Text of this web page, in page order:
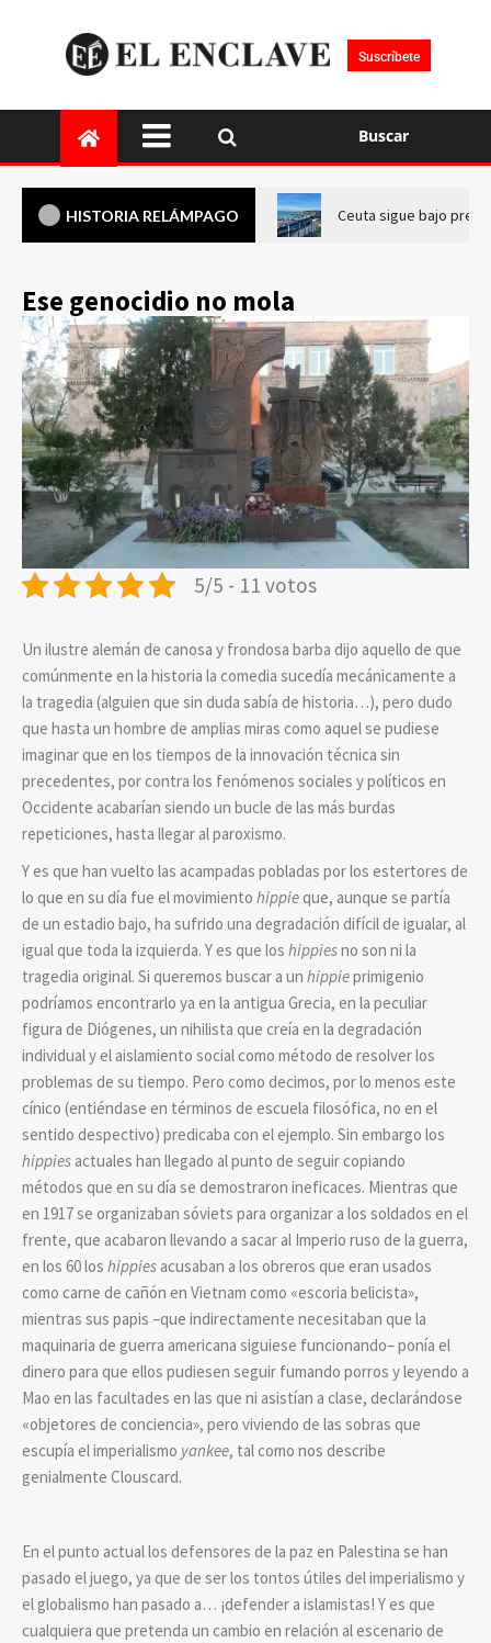
Suscríbete
Buscar
HISTORIA RELÁMPAGO Ceuta sigue bajo
Ese genocidio no mola
5/5 - 11 votos
Un ilustre alemán de canosa y frondosa barba dijo aquello de que
comúnmente en la historia la comedia sucedía mecánicamente a
la tragedia (alguien que sin duda sabía de historia…), pero dudo
que hasta un hombre de amplias miras como aquel se pudiese
imaginar que en los tiempos de la innovación técnica sin
precedentes, por contra los fenómenos sociales y políticos en
Occidente acabarían siendo un bucle de las más burdas
repeticiones, hasta llegar al paroxismo.
Y es que han vuelto las acampadas pobladas por los estertores de
lo que en su día fue el movimiento hippieque, aunque se partía
de un estadio bajo, ha sufrido una degradación difícil de igualar, al
igual que toda la izquierda. Y es que los hippiesno son ni la
tragedia original. Si queremos buscar a un hippieprimigenio
podríamos encontrarlo ya en la antigua Grecia, en la peculiar
figura de Diógenes, un nihilista que creía en la degradación
individual y el aislamiento social como método de resolver los
problemas de su tiempo. Pero como decimos, por lo menos este
cínico (entiéndase en términos de escuela filosófica, no en el
sentido despectivo) predicaba con el ejemplo. Sin embargo los
hippies actuales han llegado al punto de seguir copiando
métodos que en su día se demostraron ineficaces. Mientras que
en 1917 se organizaban sóviets para organizar a los soldados en el
frente, que acabaron llevando a sacar al Imperio ruso de la guerra,
en los 60 los hippies acusaban a los obreros que eran usados
como carne de cañón en Vietnam como «escoria belicista»,
mientras sus papis –que indirectamente necesitaban que la
maquinaria de guerra americana siguiese funcionando– ponía el
dinero para que ellos pudiesen seguir fumando porros y leyendo a
Mao en las facultades en las que ni asistían a clase, declarándose
«objetores de conciencia», pero viviendo de las sobras que
escupía el imperialismo yankee, tal como nos describe
genialmente Clouscard.
En el punto actual los defensores de la paz en Palestina se han
pasado el juego, ya que de ser los tontos útiles del imperialismo y
el globalismo han pasado a… ¡defender a islamistas! Y es que
cualquiera que pretenda un cambio en relación al escenario de